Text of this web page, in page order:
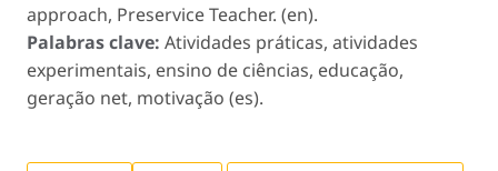
approach, Preservice Teacher. (en).
Palabras clave: Atividades práticas, atividades
experimentais, ensino de ciências, educação,
geração net, motivação (es).